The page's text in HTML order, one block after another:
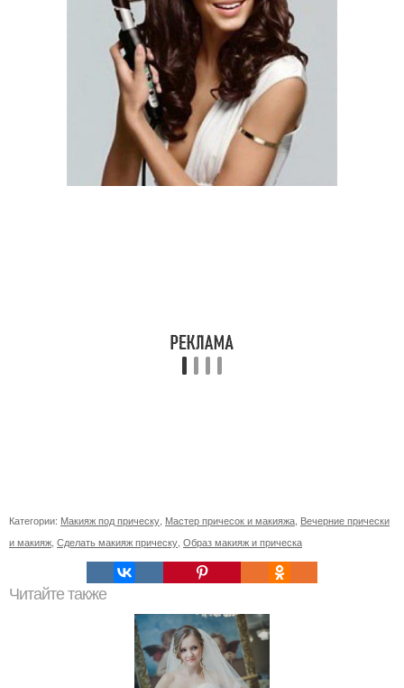
Категории: Макияж под прическу Мастер причесок и макияжа Вечерние прически
и макияж Сделать макияж прическу Образ макияж и прическа
Читайте также